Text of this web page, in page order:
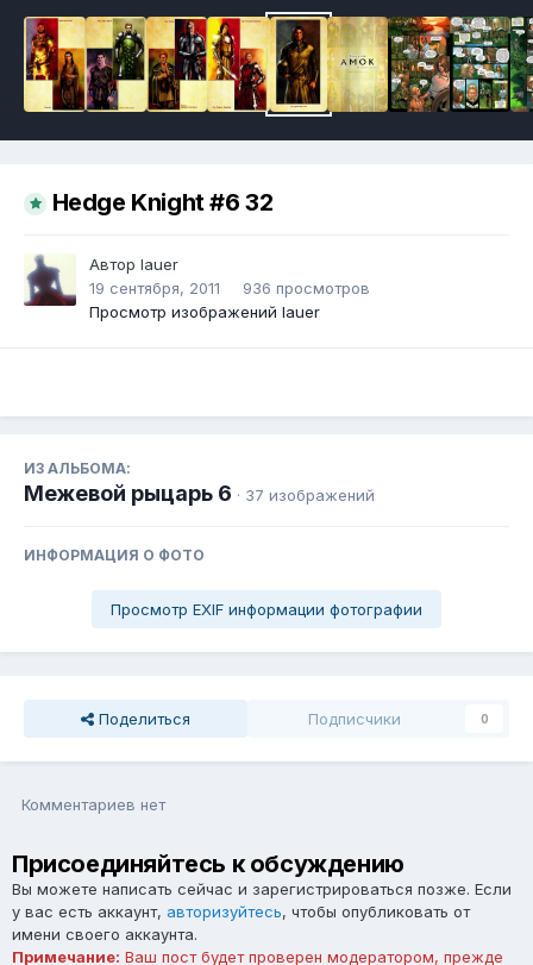
Hedge Knight #6 32
Автор lauer
19 сентября, 2011
936 просмотров
Просмотр изображений lauer
ИЗ АЛЬБОМА:
Межевой рыцарь 6 · 37 изображений
ИНФОРМАЦИЯ О ФОТО
Просмотр EXIF информации фотографии
Поделиться Подписчики 0
Комментариев нет
Присоединяйтесь к обсуждению
Вы можете написать сейчас и зарегистрироваться позже. Если
у вас есть аккаунт, авторизуйтесь, чтобы опубликовать от
имени своего аккаунта.
Примечание: Ваш пост будет проверен модератором, прежде